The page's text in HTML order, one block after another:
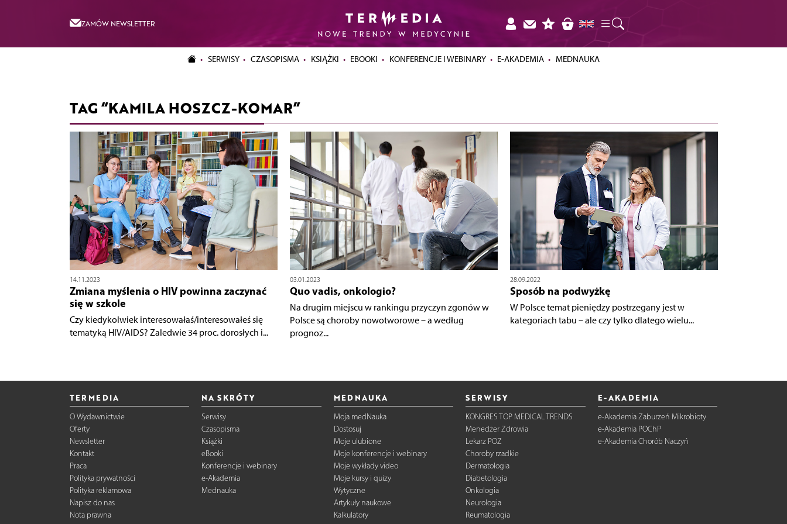
ZAMÓW NEWSLETTER
SERWISY CZASOPISMA KSIĄŻKI EBOOKI KONFERENCJE I WEBINARY E-AKADEMIA MEDNAUKA
TAG “KAMILA HOSZCZ-KOMAR”
14.11.2023
Zmiana myślenia o HIV powinna zaczynać
się w szkole
Czy kiedykolwiek interesowałaś/interesowałeś się
tematyką HIV/AIDS? Zaledwie 34 proc. dorosłych i...
03.01.2023
Quo vadis, onkologio?
Na drugim miejscu w rankingu przyczyn zgonów w
Polsce są choroby nowotworowe – a według
prognoz...
28.09.2022
Sposób na podwyżkę
W Polsce temat pieniędzy postrzegany jest w
kategoriach tabu – ale czy tylko dlatego wielu...
TERMEDIA
O Wydawnictwie
Oferty
Newsletter
Kontakt
Praca
Polityka prywatności
Polityka reklamowa
Napisz do nas
Nota prawna
NA SKRÓTY
Serwisy
Czasopisma
Książki
eBooki
Konferencje i webinary
e-Akademia
Mednauka
MEDNAUKA
Moja medNauka
Dostosuj
Moje ulubione
Moje konferencje i webinary
Moje wykłady video
Moje kursy i quizy
Wytyczne
Artykuły naukowe
Kalkulatory
SERWISY
KONGRES TOP MEDICAL TRENDS
Menedżer Zdrowia
Lekarz POZ
Choroby rzadkie
Dermatologia
Diabetologia
Onkologia
Neurologia
Reumatologia
E-AKADEMIA
e-Akademia Zaburzeń Mikrobioty
e-Akademia POChP
e-Akademia Chorób Naczyń